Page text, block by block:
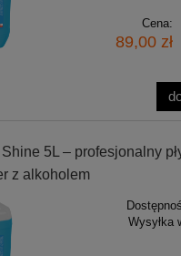
Cena:
89,00 zł
5L – profesjonalny
z alkoholem
Wysyłka